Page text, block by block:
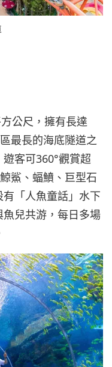
公尺，擁有長達
最長的海底隧道之
客可360°觀賞超
鯊、蝠鱝、巨型石
「人魚童話」水下
兒共游，每日多場